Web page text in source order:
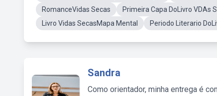
RomanceVidas Secas
Primeira Capa DoLivro VDAs
Livro Vidas SecasMapa Mental
Periodo Literario
Sandra
Como orientador, minha entrega é